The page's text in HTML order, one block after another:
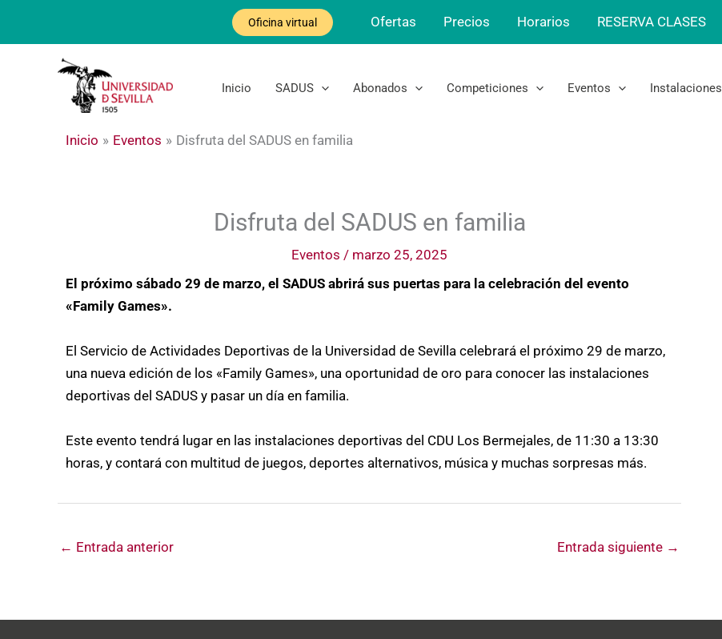
Oficina virtual Ofertas Precios Horarios RESERVA CLASES
Inicio SADUS Abonados Competiciones Eventos Instalaciones
Inicio Eventos Disfruta del SADUS en familia
Disfruta del SADUS en familia
Eventos / marzo 25, 2025
El próximo sábado 29 de marzo, el SADUS abrirá sus puertas para la celebración del evento
«Family Games».
El Servicio de Actividades Deportivas de la Universidad de Sevilla celebrará el próximo 29 de marzo,
una nueva edición de los «Family Games», una oportunidad de oro para conocer las instalaciones
deportivas del SADUS y pasar un día en familia.
Este evento tendrá lugar en las instalaciones deportivas del CDU Los Bermejales, de 11:30 a 13:30
horas, y contará con multitud de juegos, deportes alternativos, música y muchas sorpresas más.
← Entrada anterior Entrada siguiente →